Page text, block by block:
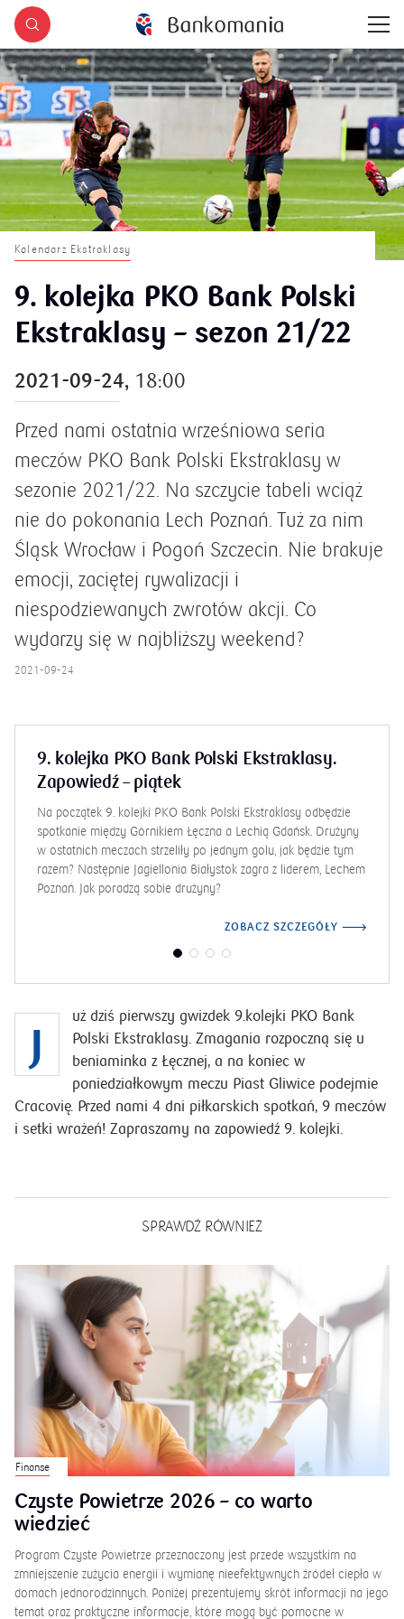
Kalendarz Ekstraklasy
9. kolejka PKO Bank Polski
Ekstraklasy – sezon 21/22
2021-09-24, 18:00
Przed nami ostatnia wrześniowa seria
meczów PKO Bank Polski Ekstraklasy w
sezonie 2021/22. Na szczycie tabeli wciąż
nie do pokonania Lech Poznań. Tuż za nim
Śląsk Wrocław i Pogoń Szczecin. Nie brakuje
emocji, zaciętej rywalizacji i
niespodziewanych zwrotów akcji. Co
wydarzy się w najbliższy weekend?
2021-09-24
J
uż dziś pierwszy gwizdek 9.kolejki PKO Bank
Polski Ekstraklasy. Zmagania rozpoczną się u
beniaminka z Łęcznej, a na koniec w
poniedziałkowym meczu Piast Gliwice podejmie
Cracovię. Przed nami 4 dni piłkarskich spotkań, 9 meczów
i setki wrażeń! Zapraszamy na zapowiedź 9. kolejki.
9. kolejka PKO Bank Polski Ekstraklasy.
Zapowiedź – piątek
Na początek 9. kolejki PKO Bank Polski Ekstraklasy odbędzie
spotkanie między Górnikiem Łęczna a Lechią Gdańsk. Drużyny
w ostatnich meczach strzeliły po jednym golu, jak będzie tym
razem? Następnie Jagiellonia Białystok zagra z liderem, Lechem
Poznań. Jak poradzą sobie drużyny?
ZOBACZ SZCZEGÓŁY
SPRAWDŹ RÓWNIEŻ
Finanse
Czyste Powietrze 2026 – co warto
wiedzieć
Program Czyste Powietrze przeznaczony jest przede wszystkim na
zmniejszenie zużycia energii i wymianę nieefektywnych źródeł ciepła w
domach jednorodzinnych. Poniżej prezentujemy skrót informacji na jego
temat oraz praktyczne informacje, które mogą być pomocne w